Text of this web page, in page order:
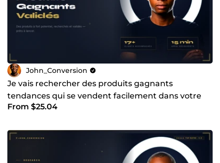
John_Conversion
Je vais rechercher des produits gagnants
tendances qui se vendent facilement dans votre
niche
From $25.04